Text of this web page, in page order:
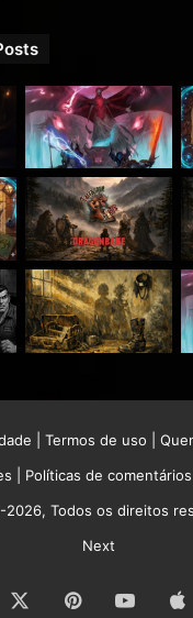
Termos de uso
Políticas de comentários
2026, Todos os direitos
Next
Pinterest